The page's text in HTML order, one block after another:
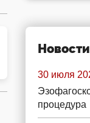
30 июля
процедура